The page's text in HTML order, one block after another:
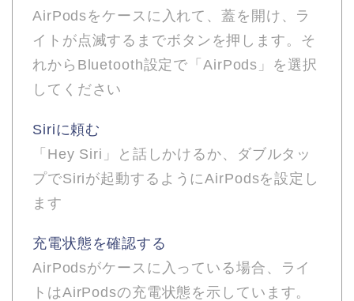
AirPodsをケースに入れて、蓋を開け、ラ
イトが点滅するまでボタンを押します。そ
れからBluetooth設定で「AirPods」を選択
してください
Siriに頼む
「Hey Siri」と話しかけるか、ダブルタッ
プでSiriが起動するようにAirPodsを設定し
ます
充電状態を確認する
AirPodsがケースに入っている場合、ライ
トはAirPodsの充電状態を示しています。